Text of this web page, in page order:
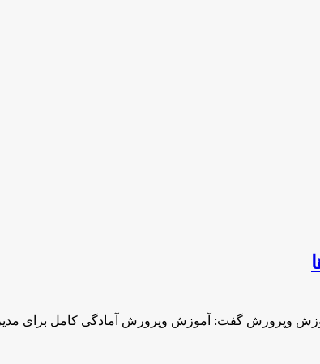
وپرورش گفت: آموزش وپرورش آمادگی کامل برای